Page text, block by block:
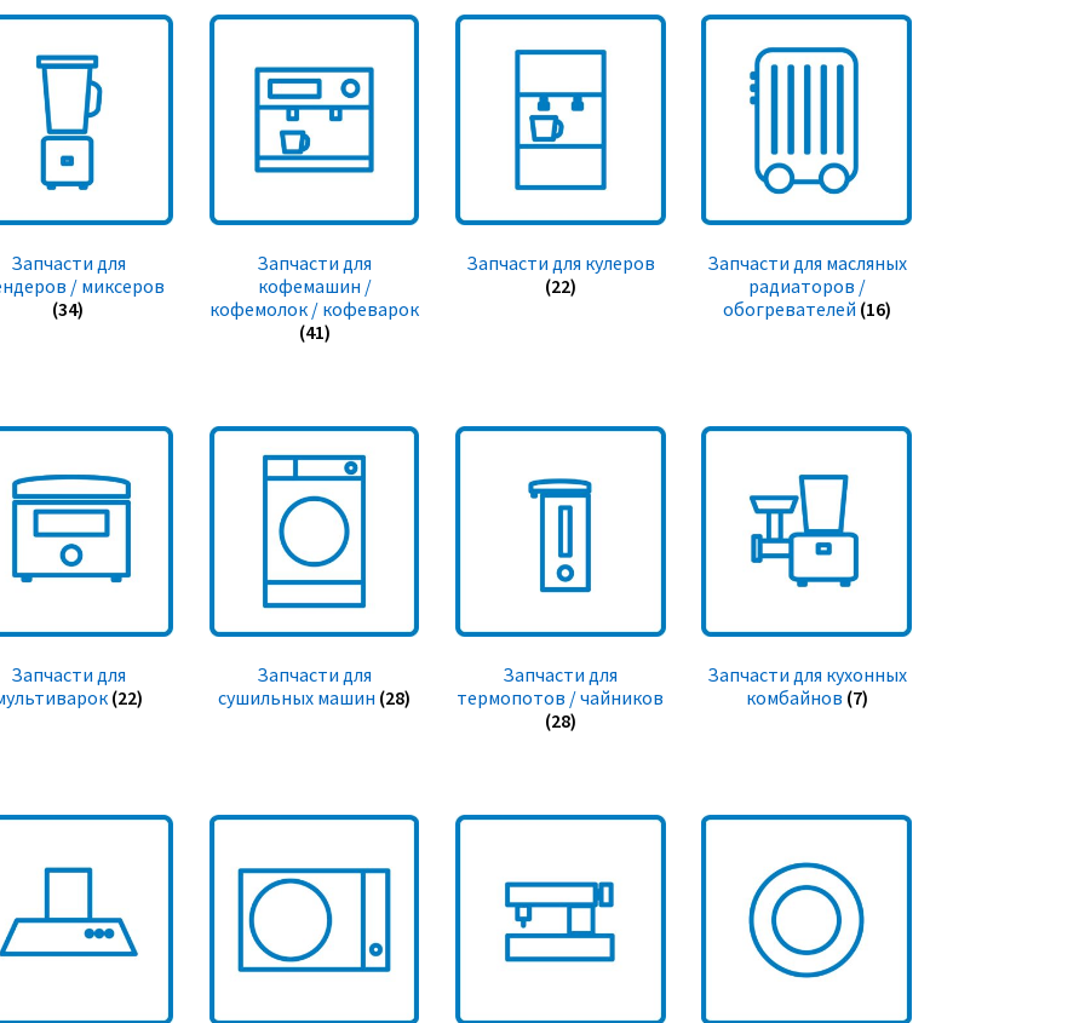
Запчасти для
/ миксеров
(34)
Запчасти для
кофемашин /
кофемолок / кофеварок
(41)
Запчасти для кулеров
(22)
Запчасти для масляных
радиаторов /
обогревателей (16)
Запчасти для
(22)
Запчасти для
сушильных машин (28)
Запчасти для
термопотов / чайников
(28)
Запчасти для кухонных
комбайнов (7)